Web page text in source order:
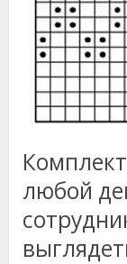
любой